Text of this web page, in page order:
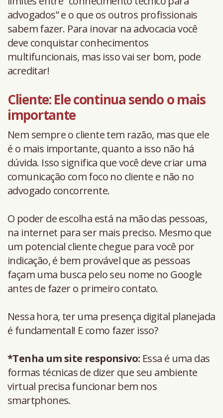
advogados” e o que os outros profissionais
sabem fazer. Para inovar na advocacia você
deve conquistar conhecimentos
multifuncionais, mas isso vai ser bom, pode
acreditar!
Cliente: Ele continua sendo o mais
importante
Nem sempre o cliente tem razão, mas que ele
é o mais importante, quanto a isso não há
dúvida. Isso significa que você deve criar uma
comunicação com foco no cliente e não no
advogado concorrente.
O poder de escolha está na mão das pessoas,
na internet para ser mais preciso. Mesmo que
um potencial cliente chegue para você por
indicação, é bem provável que as pessoas
façam uma busca pelo seu nome no Google
antes de fazer o primeiro contato.
Nessa hora, ter uma presença digital planejada
é fundamental! E como fazer isso?
*Tenha um site responsivo: Essa é uma das
formas técnicas de dizer que seu ambiente
virtual precisa funcionar bem nos
smartphones.